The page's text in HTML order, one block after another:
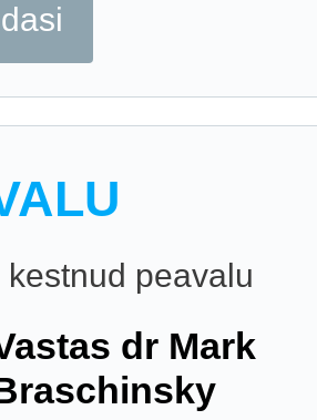
peavalu
dr Mark